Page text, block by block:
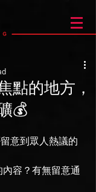
點的地方，
💰
意到眾人熱議的
容？有無留意通